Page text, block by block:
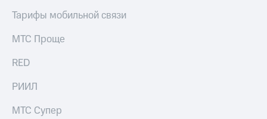
Тарифы мобильной связи
МТС Проще
RED
РИИЛ
МТС Супер